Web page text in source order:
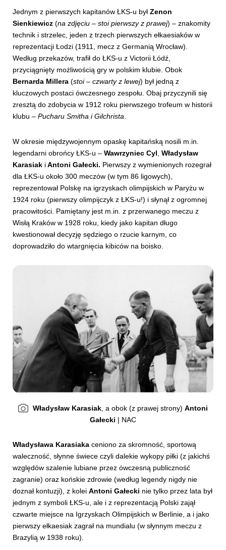
Jednym z pierwszych kapitanów ŁKS-u był Zenon
Sienkiewicz (na zdjęciu – stoi pierwszy z prawej) – znakomity
technik i strzelec, jeden z trzech pierwszych ełkaesiaków w
reprezentacji Łodzi (1911, mecz z Germanią Wrocław).
Według przekazów, trafił do ŁKS-u z Victorii Łódź,
przyciągnięty możliwością gry w polskim klubie. Obok
Bernarda Millera (stoi – czwarty z lewej) był jedną z
kluczowych postaci ówczesnego zespołu. Obaj przyczynili się
zresztą do zdobycia w 1912 roku pierwszego trofeum w historii
klubu – Pucharu Smitha i Gilchrista.
W okresie międzywojennym opaskę kapitańską nosili m.in.
legendarni obrońcy ŁKS-u – Wawrzyniec Cyl Władysław
Karasiak iAntoni Gałecki. Pierwszy z wymienionych rozegrał
dla ŁKS-u około 300 meczów (w tym 86 ligowych),
reprezentował Polskę na igrzyskach olimpijskich w Paryżu w
1924 roku (pierwszy olimpijczyk z ŁKS-u!) i słynął z ogromnej
pracowitości. Pamiętany jest m.in. z przerwanego meczu z
Wisłą Kraków w 1928 roku, kiedy jako kapitan długo
kwestionował decyzję sędziego o rzucie karnym, co
doprowadziło do wtargnięcia kibiców na boisko.
Władysław Karasiak , a obok (z prawej strony)Antoni
Gałecki | NAC
Władysława Karasiaka ceniono za skromność, sportową
waleczność, słynne świece czyli dalekie wykopy piłki (z jakichś
względów szalenie lubiane przez ówczesną publiczność
zagranie) oraz końskie zdrowie (według legendy nigdy nie
doznał kontuzji), z kolei Antoni Gałecki nie tylko przez lata był
jednym z symboli ŁKS-u, ale i z reprezentacją Polski zajął
czwarte miejsce na Igrzyskach Olimpijskich w Berlinie, a i jako
pierwszy ełkaesiak zagrał na mundialu (w słynnym meczu z
Brazylią w 1938 roku).